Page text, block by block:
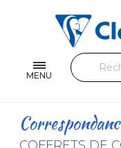
MENU
Feuilles & Copies
Beaux-arts & Dessin
Loisirs créatifs